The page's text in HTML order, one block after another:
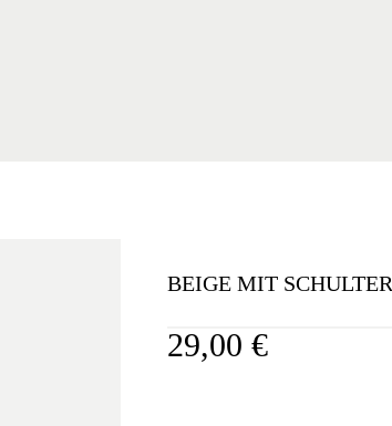
BEIGE MIT
29,00 €